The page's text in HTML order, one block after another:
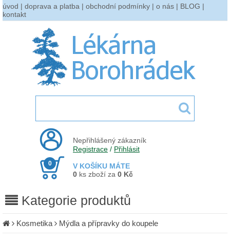
úvod | doprava a platba | obchodní podmínky | o nás | BLOG |
kontakt
Nepřihlášený zákazník
Registrace / Přihlásit
V KOŠÍKU MÁTE
0
0 ks zboží za 0 Kč
Kategorie produktů
Kosmetika Mýdla a přípravky do koupele